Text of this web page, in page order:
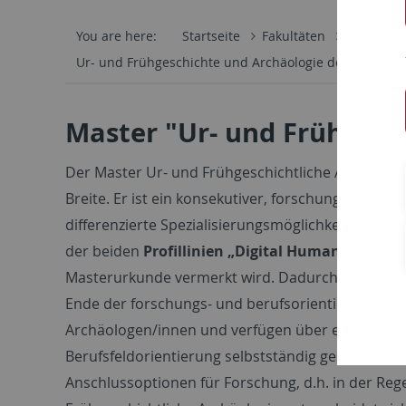
You are here: Startseite Fakultäten
Ur- und Frühgeschichte und Archäologie des
Master "Ur- und
Der Master Ur- und Frühgeschichtliche
Breite. Er ist ein konsekutiver, forschungs- und
differenzierte Spezialisierungsmöglichkeiten. Zur
der beiden Profillinien „Digital Humanities“
Masterurkunde vermerkt wird. Dadurch ergeben
Ende der forschungs- und berufsorientierten
Archäologen/innen und verfügen über ein
Berufsfeldorientierung selbstständig gestaltet
Anschlussoptionen für Forschung, d.h. in der